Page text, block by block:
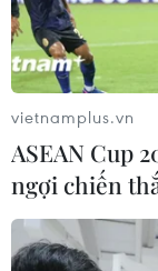
vietnamplus.vn
ASEAN Cup
ngợi chiến